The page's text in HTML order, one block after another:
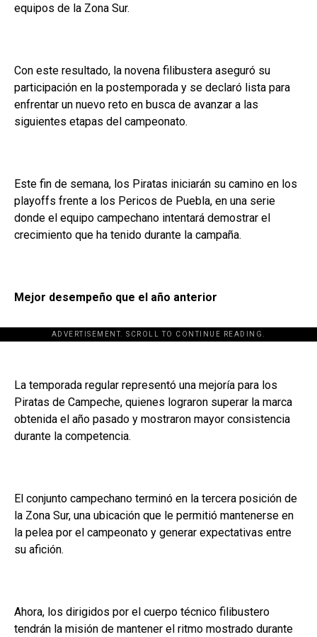
equipos de la Zona Sur.
Con este resultado, la novena filibustera aseguró su
participación en la postemporada y se declaró lista para
enfrentar un nuevo reto en busca de avanzar a las
siguientes etapas del campeonato.
Este fin de semana, los Piratas iniciarán su camino en los
playoffs frente a los Pericos de Puebla, en una serie
donde el equipo campechano intentará demostrar el
crecimiento que ha tenido durante la campaña.
Mejor desempeño que el año anterior
ADVERTISEMENT. SCROLL TO CONTINUE READING.
La temporada regular representó una mejoría para los
Piratas de Campeche, quienes lograron superar la marca
obtenida el año pasado y mostraron mayor consistencia
durante la competencia.
El conjunto campechano terminó en la tercera posición de
la Zona Sur, una ubicación que le permitió mantenerse en
la pelea por el campeonato y generar expectativas entre
su afición.
Ahora, los dirigidos por el cuerpo técnico filibustero
tendrán la misión de mantener el ritmo mostrado durante